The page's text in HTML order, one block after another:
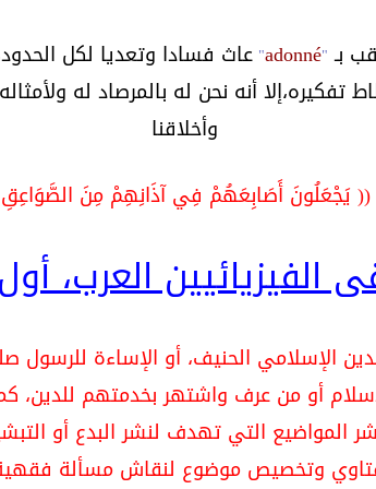
بـ "
adonné
"عاث فسادا وتعديا لكل
تفكيره،إلا أنه نحن له بالمرصاد له
وأخلاقنا
يَجْعَلُونَ أَصَابِعَهُمْ فِي آذَانِهِمْ مِنَ
العرب،
للدين الإسلامي الحنيف، أو الإساءة
أو من عرف واشتهر بخدمتهم للدين،
المواضيع التي تهدف لنشر البدع أو
وفتاوي وتخصيص موضوع لنقاش مسألة